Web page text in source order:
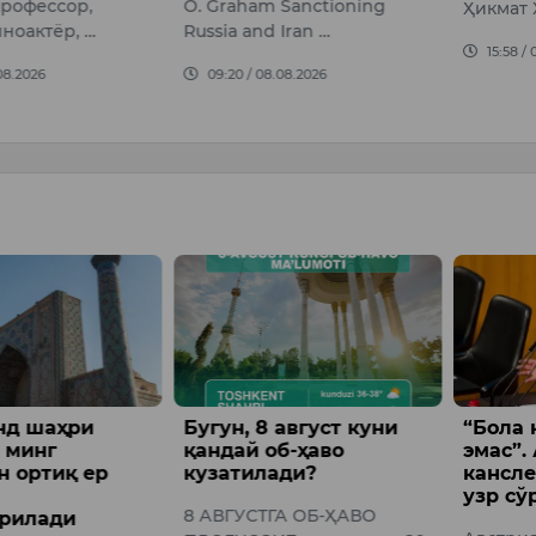
…
Ҳикмат Ҳошимовн…
куни
ҳаво
ОБ-ҲАВО
“Бола қараш — иш
эмас”. Австрия
канслери оналардан
ҳаво
қилди